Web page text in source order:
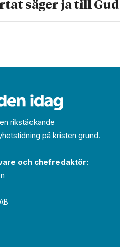
säger ja till Gud
rikstäckande
på kristen grund.
och chef­redaktör: